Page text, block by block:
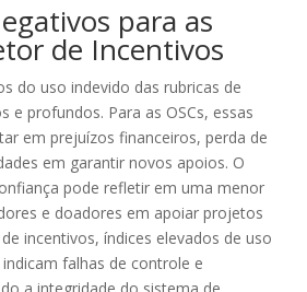
para as
de Incentivos
do uso indevido das rubricas de
e profundos. Para as OSCs, essas
em prejuízos financeiros, perda de
em garantir novos apoios. O
pode refletir em uma menor
e doadores em apoiar projetos
incentivos, índices elevados de uso
falhas de controle e